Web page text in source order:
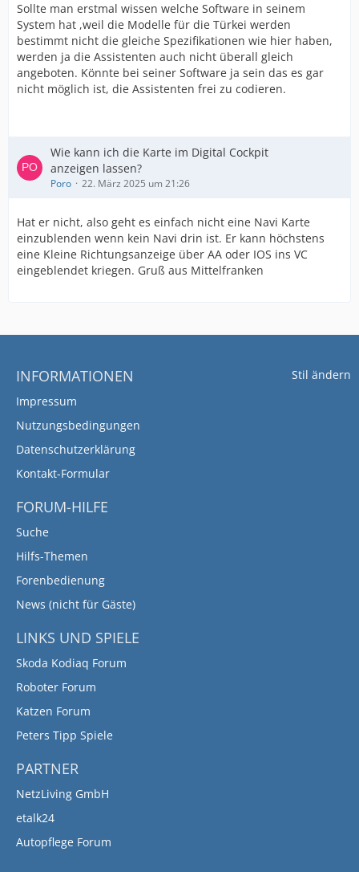
Sollte man erstmal wissen welche Software in seinem
System hat ,weil die Modelle für die Türkei werden
bestimmt nicht die gleiche Spezifikationen wie hier haben,
werden ja die Assistenten auch nicht überall gleich
angeboten. Könnte bei seiner Software ja sein das es gar
nicht möglich ist, die Assistenten frei zu codieren.
Wie kann ich die Karte im Digital Cockpit
anzeigen lassen?
Poro 22. März 2025 um 21:26
Hat er nicht, also geht es einfach nicht eine Navi Karte
einzublenden wenn kein Navi drin ist. Er kann höchstens
eine Kleine Richtungsanzeige über AA oder IOS ins VC
eingeblendet kriegen. Gruß aus Mittelfranken
Stil ändern
INFORMATIONEN
Impressum
Nutzungsbedingungen
Datenschutzerklärung
Kontakt-Formular
FORUM-HILFE
Suche
Hilfs-Themen
Forenbedienung
News (nicht für Gäste)
LINKS UND SPIELE
Skoda Kodiaq Forum
Roboter Forum
Katzen Forum
Peters Tipp Spiele
PARTNER
NetzLiving GmbH
etalk24
Autopflege Forum